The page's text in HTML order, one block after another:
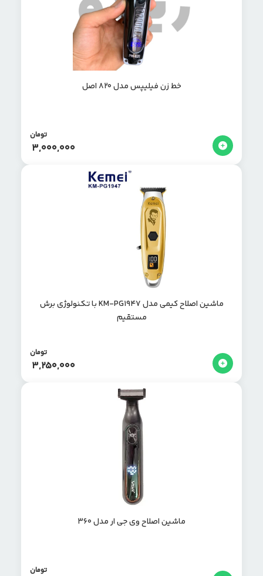
خط زن فیلیپس مدل 820 اصل
3,000,000
تومان
ماشین اصلاح کیمی مدل KM-PG1947 با تکنولوژی برش
مستقیم
3,250,000
تومان
ماشین اصلاح وی جی ار مدل 360
تومان